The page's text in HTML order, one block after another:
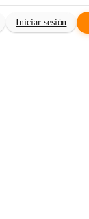
Iniciar sesión